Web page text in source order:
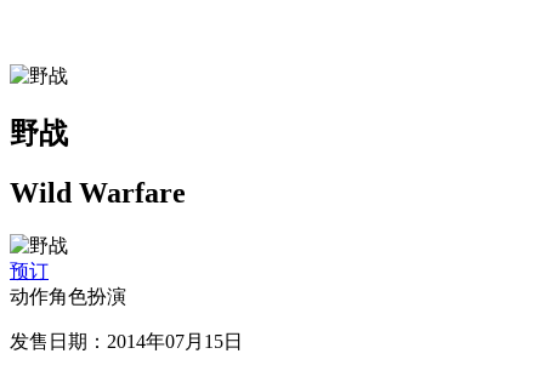
野战
Wild Warfare
预订
动作角色扮演
发售日期：2014年07月15日